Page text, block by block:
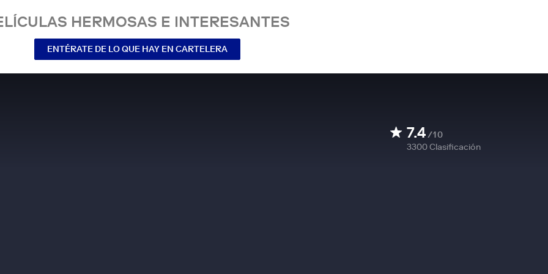
HERMOSAS E INTERESANTES
ENTÉRATE DE LO QUE HAY EN CARTELERA
7.4/10
3300Clasificación